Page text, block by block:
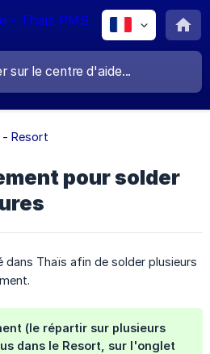
Resort
pour solder
Thaïs afin de solder plusieurs
(le répartir sur plusieurs
dans le Resort, sur l'onglet